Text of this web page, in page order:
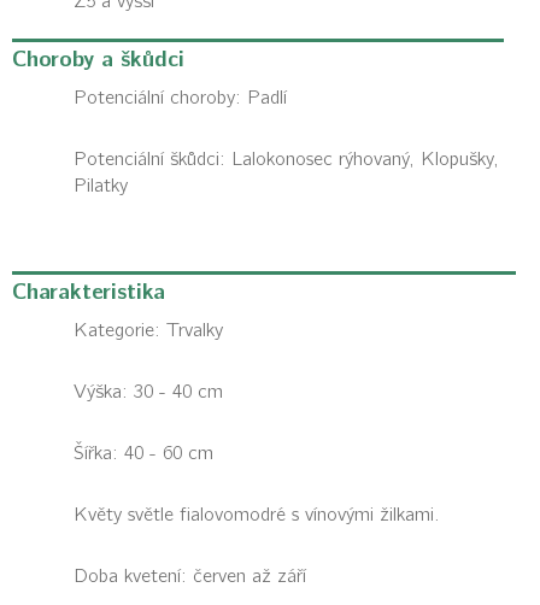
Choroby a škůdci
Potenciální choroby: Padlí
Potenciální škůdci: Lalokonosec rýhovaný, Klopušky,
Pilatky
Charakteristika
Kategorie: Trvalky
Výška: 30 - 40 cm
Šířka: 40 - 60 cm
Květy světle fialovomodré s vínovými žilkami.
Doba kvetení: červen až září